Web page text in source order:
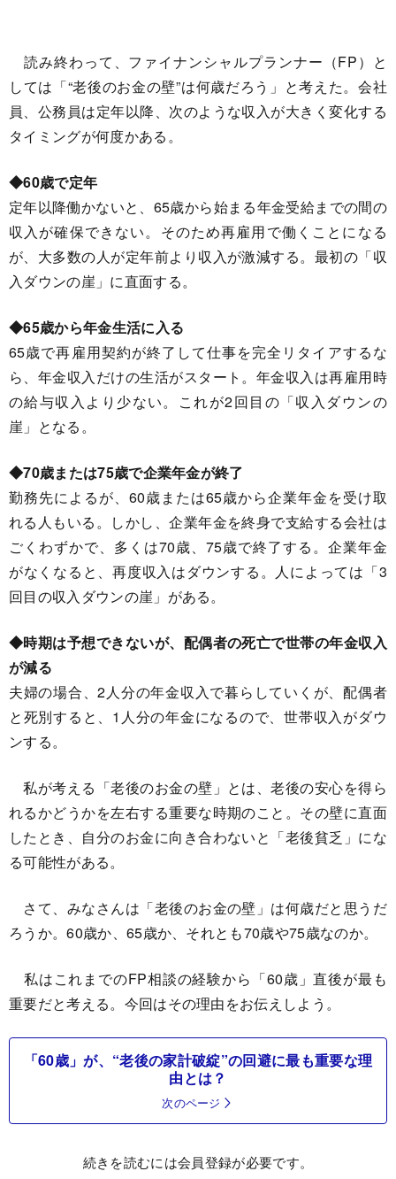
読み終わって、ファイナンシャルプランナー（FP）と
しては「“老後のお金の壁”は何歳だろう」と考えた。会社
員、公務員は定年以降、次のような収入が大きく変化する
タイミングが何度かある。
◆60歳で定年
定年以降働かないと、65歳から始まる年金受給までの間の
収入が確保できない。そのため再雇用で働くことになる
が、大多数の人が定年前より収入が激減する。最初の「収
入ダウンの崖」に直面する。
◆65歳から年金生活に入る
65歳で再雇用契約が終了して仕事を完全リタイアするな
ら、年金収入だけの生活がスタート。年金収入は再雇用時
の給与収入より少ない。これが2回目の「収入ダウンの
崖」となる。
◆70歳または75歳で企業年金が終了
勤務先によるが、60歳または65歳から企業年金を受け取
れる人もいる。しかし、企業年金を終身で支給する会社は
ごくわずかで、多くは70歳、75歳で終了する。企業年金
がなくなると、再度収入はダウンする。人によっては「3
回目の収入ダウンの崖」がある。
◆時期は予想できないが、配偶者の死亡で世帯の年金収入
が減る
夫婦の場合、2人分の年金収入で暮らしていくが、配偶者
と死別すると、1人分の年金になるので、世帯収入がダウ
ンする。
私が考える「老後のお金の壁」とは、老後の安心を得ら
れるかどうかを左右する重要な時期のこと。その壁に直面
したとき、自分のお金に向き合わないと「老後貧乏」にな
る可能性がある。
さて、みなさんは「老後のお金の壁」は何歳だと思うだ
ろうか。60歳か、65歳か、それとも70歳や75歳なのか。
私はこれまでのFP相談の経験から「60歳」直後が最も
重要だと考える。今回はその理由をお伝えしよう。
「60歳」が、“老後の家計破綻”の回避に最も重要な理
由とは？
次のページ
続きを読むには会員登録が必要です。